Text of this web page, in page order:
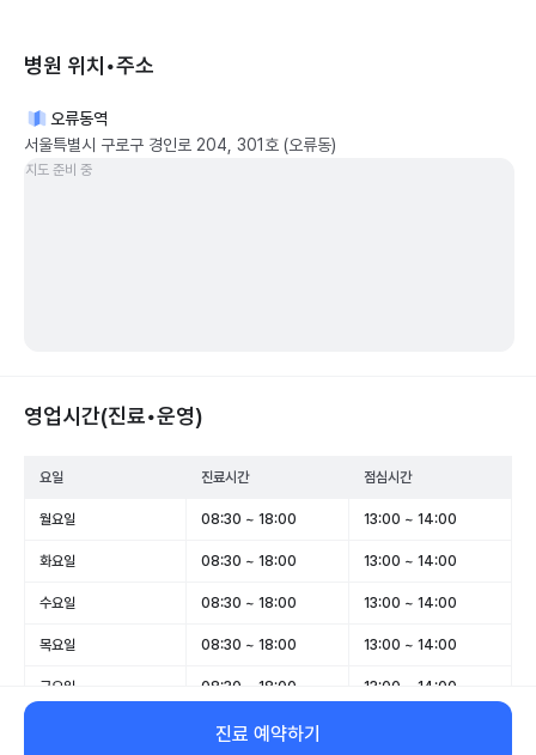
병원 위치•주소
오류동역
서울특별시 구로구 경인로 204, 301호 (오류동)
지도 준비 중
영업시간(진료•운영)
요일 진료시간 점심시간
월요일 08:30 ~ 18:00 13:00 ~ 14:00
화요일 08:30 ~ 18:00 13:00 ~ 14:00
수요일 08:30 ~ 18:00 13:00 ~ 14:00
목요일 08:30 ~ 18:00 13:00 ~ 14:00
금요일 08:30 ~ 18:00 13:00 ~ 14:00
08:30 ~ 14:00
진료 예약하기